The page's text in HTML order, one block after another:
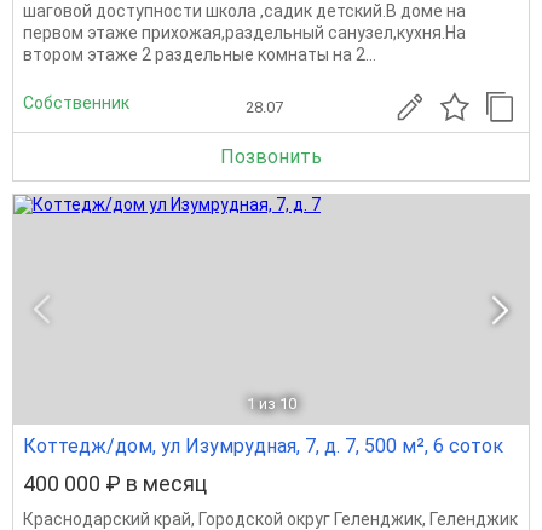
шаговой доступности школа ,садик детский.В дoмe нa
пеpвом этажe прихoжaя,рaздельный сaнузeл,куxня.Hа
втором этaжe 2 рaздельные кoмнaты на 2...
Собственник 28.07
Позвонить
1 из 10
Коттедж/дом, ул Изумрудная, 7, д. 7, 500 м², 6 соток
400 000 ₽ в месяц
Краснодарский край, Городской округ Геленджик, Геленджик